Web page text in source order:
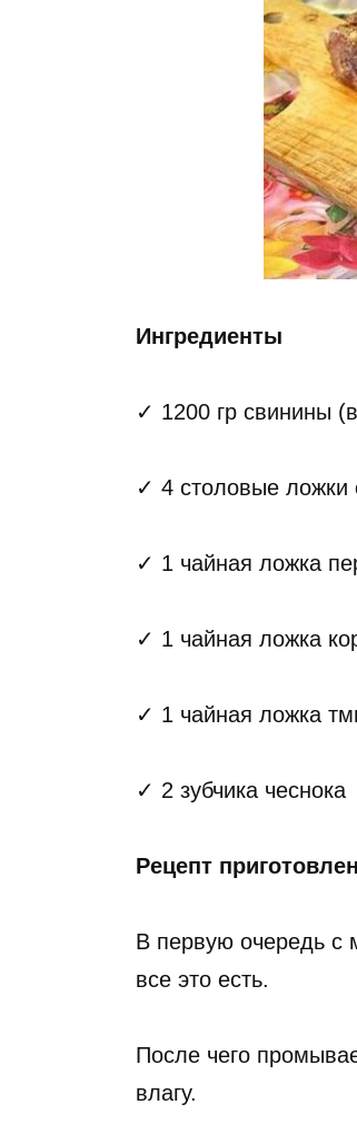
Ингредиенты
✓ 1200 гр свинины
✓ 4 столовые ложки
✓ 1 чайная ложка
✓ 1 чайная ложка
✓ 1 чайная ложка
✓ 2 зубчика чеснока
Рецепт
В первую очередь с
все это есть.
После чего
влагу.